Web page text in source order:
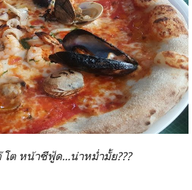
ต หน้าซีฟู้ด...น่าหม่ำมั้ย???